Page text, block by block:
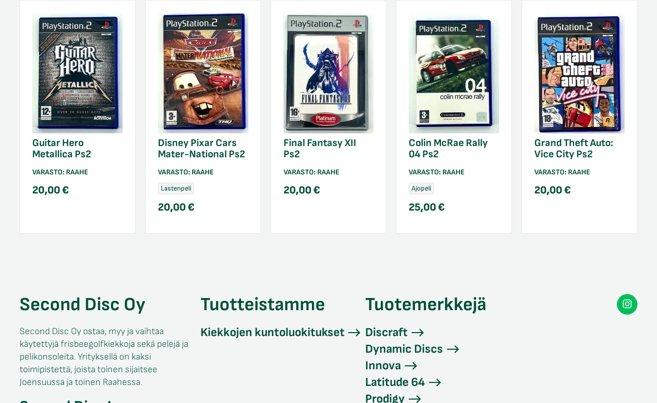
Guitar Hero
Metallica Ps2
VARASTO: RAAHE
20,00€
Disney Pixar Cars
Mater-National Ps2
VARASTO: RAAHE
Lastenpeli
20,00€
Final Fantasy XII
Ps2
VARASTO: RAAHE
20,00€
Colin McRae Rally
04 Ps2
VARASTO: RAAHE
Ajopeli
25,00€
Grand Theft Auto:
Vice City Ps2
VARASTO: RAAHE
20,00€
Second Disc Oy
Second Disc Oy ostaa, myy ja vaihtaa
käytettyjä frisbeegolfkiekkoja sekä pelejä ja
pelikonsoleita. Yrityksellä on kaksi
toimipistettä, joista toinen sijaitsee
Joensuussa ja toinen Raahessa.
Tuotteistamme
Kiekkojen kuntoluokitukset
Tuotemerkkejä
Discraft
Dynamic Discs
Innova
Latitude 64
Prodigy